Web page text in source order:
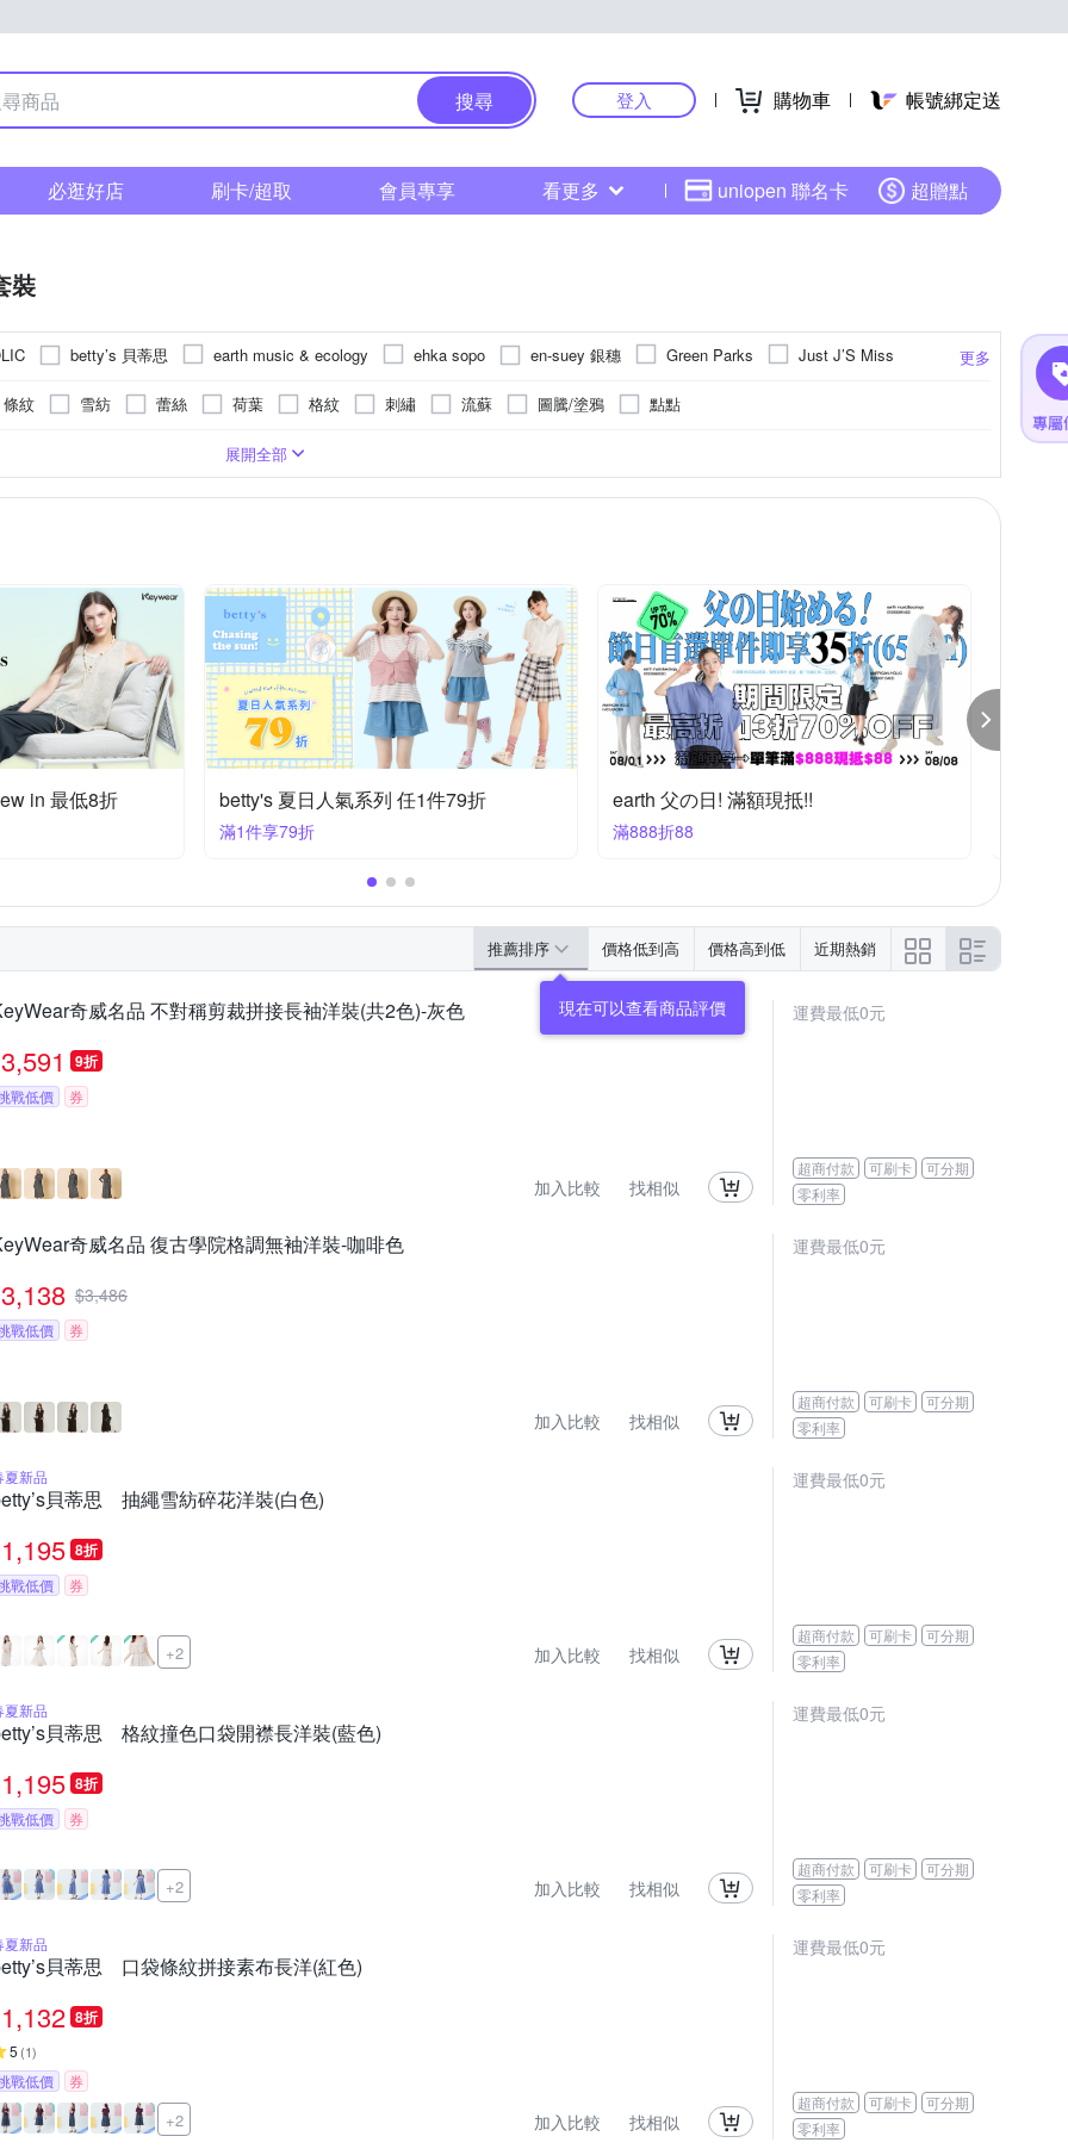
搜尋 登入 購物車 帳號綁定送
必逛好店 刷卡/超取 會員專享 看更多 uniopen 聯名卡 超贈點
裝
更多
betty’s 貝蒂思 earth music & ecology ehka sopo en-suey 銀穗 Green Parks
Just J’S Miss
曼度莎
MYSHEROS 蜜雪兒 MYVEGA 麥雪爾 Samansa Mos2 YVONNE 以旺傢飾
條紋 雪紡 蕾絲 荷葉 格紋 刺繡 流蘇 圖騰/塗鴉
點點
展開全部
9 折 兩件 8 折 earth 半額開催 滿額現抵!
滿2800折400
a la sha 滿2千即享10%off優惠
滿2000享9折
推薦排序 價格低到高 價格高到低 近期熱銷
奇威名品 不對稱剪裁拼接長袖洋裝(共2色)-灰色
3,591 9折
戰低價 券
加入比較 找相似
運費最低0元
超商付款 可刷卡
可分期
零利率
奇威名品 復古學院格調無袖洋裝-咖啡色
3,138 $3,486
戰低價 券
加入比較 找相似
運費最低0元
超商付款 可刷卡
可分期
零利率
夏新品
貝蒂思 抽繩雪紡碎花洋裝(白色)
1,195 8折
戰低價 券
+2 加入比較 找相似
運費最低0元
超商付款 可刷卡
可分期
零利率
夏新品
貝蒂思 格紋撞色口袋開襟長洋裝(藍色)
1,195 8折
戰低價 券
+2 加入比較 找相似
運費最低0元
超商付款 可刷卡
可分期
零利率
夏新品
貝蒂思 口袋條紋拼接素布長洋(紅色)
1,132 8折
5 (1)
戰低價 券
+2 加入比較 找相似
運費最低0元
超商付款 可刷卡
可分期
零利率